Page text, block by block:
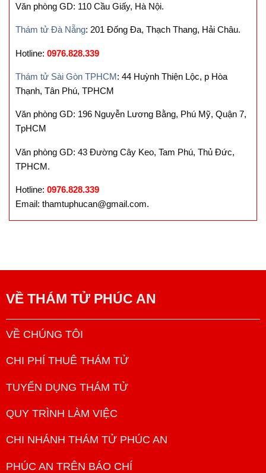
Văn phòng GD: 110 Cầu Giấy, Hà Nội.
Thám tử Đà Nẵng: 201 Đống Đa, Thạch Thang, Hải Châu.
Hotline: 0976.828.339
Thám tử Sài Gòn TPHCM: 44 Huỳnh Thiện Lộc, p Hòa
Thạnh, Tân Phú, TPHCM
Văn phòng GD: 196 Nguyễn Lương Bằng, Phú Mỹ, Quận 7,
TpHCM
Văn phòng GD: 43 Đường Cây Keo, Tam Phú, Thủ Đức,
TPHCM.
Hotline: 0976.828.339
Email: thamtuphucan@gmail.com.
VỀ THÁM TỬ PHÚC AN
VỀ CHÚNG TÔI
CHI PHÍ THUÊ THÁM TỬ
TUYỂN DỤNG THÁM TỬ
QUY TRÌNH LÀM VIỆC
CHI NHÁNH THÁM TỬ PHÚC AN
PHÚC AN TRÊN BÁO CHÍ